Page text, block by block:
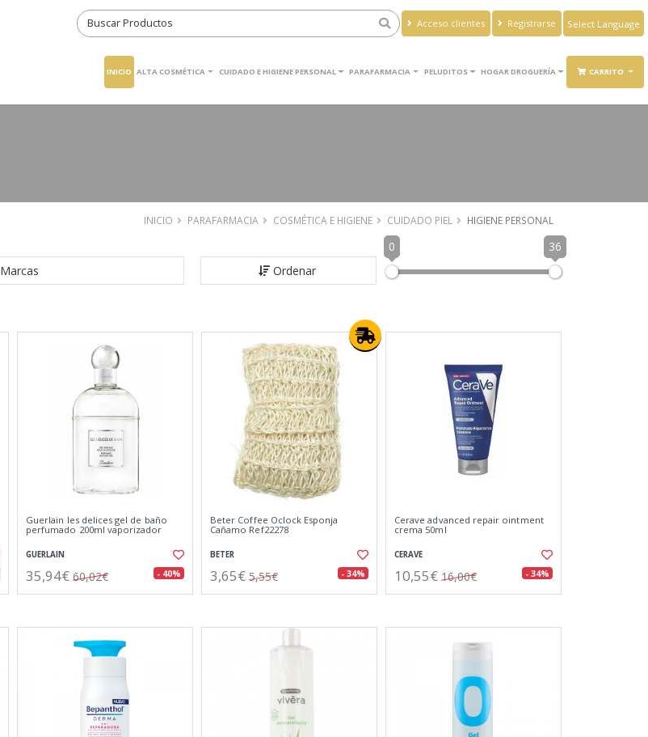
Acceso clientes Registrarse
Translate
INICIO ALTA COSMÉTICA CUIDADO E HIGIENE PERSONAL PARAFARMACIA PELUDITOS HOGAR DROGUERÍA CARRITO
INICIO PARAFARMACIA COSMÉTICA E HIGIENE CUIDADO PIEL HIGIENE PERSONAL
Marcas Ordenar
0 36
Guerlain les delices gel de baño
perfumado 200ml vaporizador
GUERLAIN
35,94€ 60,02€ - 40%
Beter Coffee Oclock Esponja
Cañamo Ref22278
BETER
3,65€ 5,55€ - 34%
Cerave advanced repair ointment
crema 50ml
CERAVE
10,55€ 16,00€ - 34%